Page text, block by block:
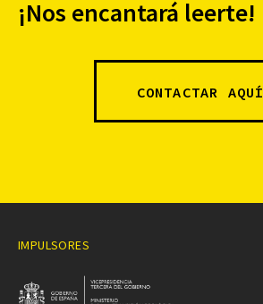
¡Nos encantará leerte!
CONTACTAR AQUÍ
IMPULSORES